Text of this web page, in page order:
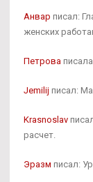
Анвар писал:
женских
Петрова
Jemilij писал:
Krasnoslav
расчет.
Эразм писал: